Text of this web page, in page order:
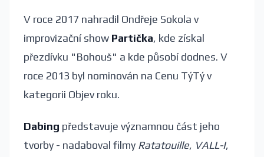
V roce 2017 nahradil Ondřeje Sokola v
improvizační show Partička, kde získal
přezdívku "Bohouš" a kde působí dodnes. V
roce 2013 byl nominován na Cenu TýTý v
kategorii Objev roku.
Dabing představuje významnou část jeho
tvorby - nadaboval filmy Ratatouille, VALL-I,